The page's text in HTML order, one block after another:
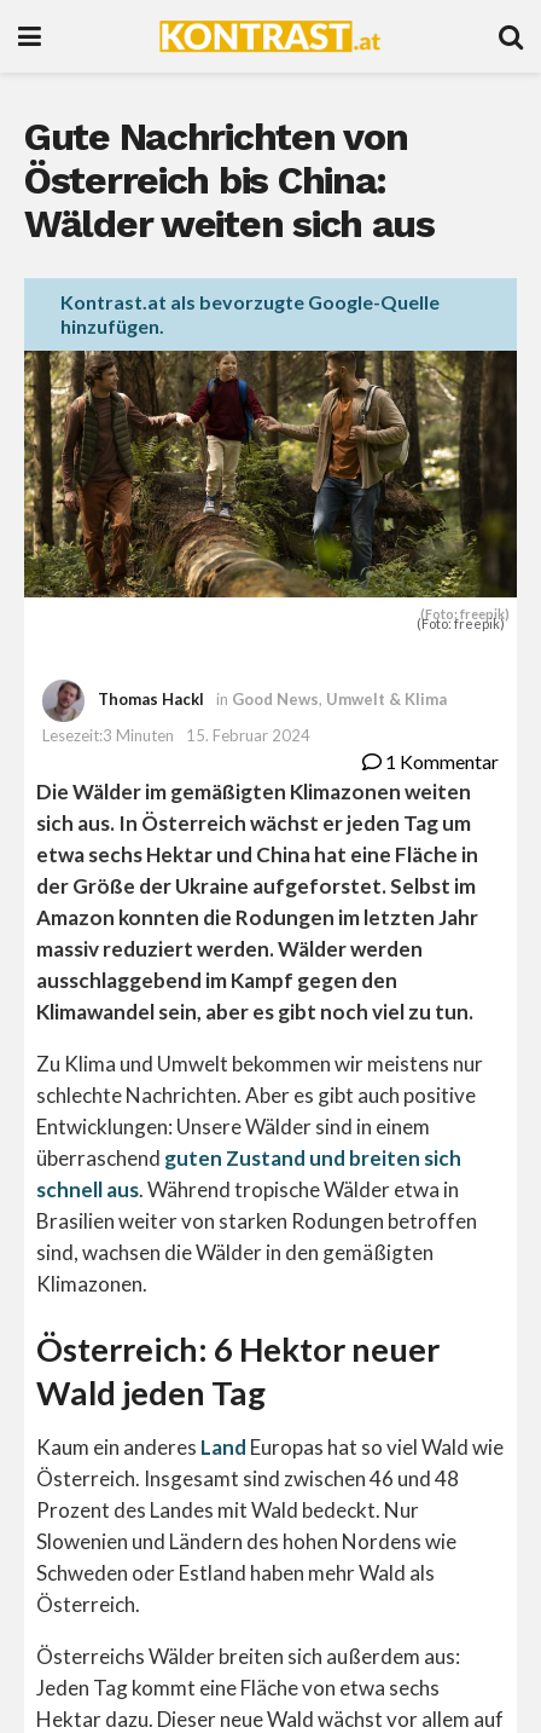
Gute Nachrichten von
Österreich bis China:
Wälder weiten sich aus
Kontrast.at als bevorzugte Google-Quelle
hinzufügen.
(Foto: freepik)
(Foto: freepik)
Thomas Hackl in Good News, Umwelt & Klima
Lesezeit:3 Minuten
15. Februar 2024
1 Kommentar
Die Wälder im gemäßigten Klimazonen weiten
sich aus. In Österreich wächst er jeden Tag um
etwa sechs Hektar und China hat eine Fläche in
der Größe der Ukraine aufgeforstet. Selbst im
Amazon konnten die Rodungen im letzten Jahr
massiv reduziert werden. Wälder werden
ausschlaggebend im Kampf gegen den
Klimawandel sein, aber es gibt noch viel zu tun.
Zu Klima und Umwelt bekommen wir meistens nur
schlechte Nachrichten. Aber es gibt auch positive
Entwicklungen: Unsere Wälder sind in einem
überraschend guten Zustand und breiten sich
schnell aus. Während tropische Wälder etwa in
Brasilien weiter von starken Rodungen betroffen
sind, wachsen die Wälder in den gemäßigten
Klimazonen.
Österreich: 6 Hektor neuer
Wald jeden Tag
Kaum ein anderes Land Europas hat so viel Wald wie
Österreich. Insgesamt sind zwischen 46 und 48
Prozent des Landes mit Wald bedeckt. Nur
Slowenien und Ländern des hohen Nordens wie
Schweden oder Estland haben mehr Wald als
Österreich.
Österreichs Wälder breiten sich außerdem aus:
Jeden Tag kommt eine Fläche von etwa sechs
Hektar dazu. Dieser neue Wald wächst vor allem auf